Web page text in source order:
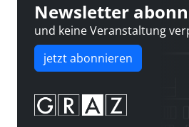
Newsletter
und keine Veranstaltung
jetzt abonnieren